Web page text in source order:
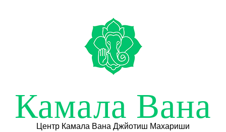
Камала Вана
Центр Камала Вана Джйотиш Махариши